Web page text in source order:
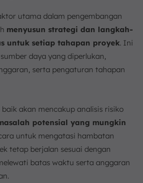
utama dalam pengembangan
menyusun strategi dan langkah-
untuk setiap tahapan proyek. Ini
daya yang diperlukan,
serta pengaturan tahapan
akan mencakup analisis risiko
potensial yang mungkin
untuk mengatasi hambatan
tetap berjalan sesuai dengan
batas waktu serta anggaran